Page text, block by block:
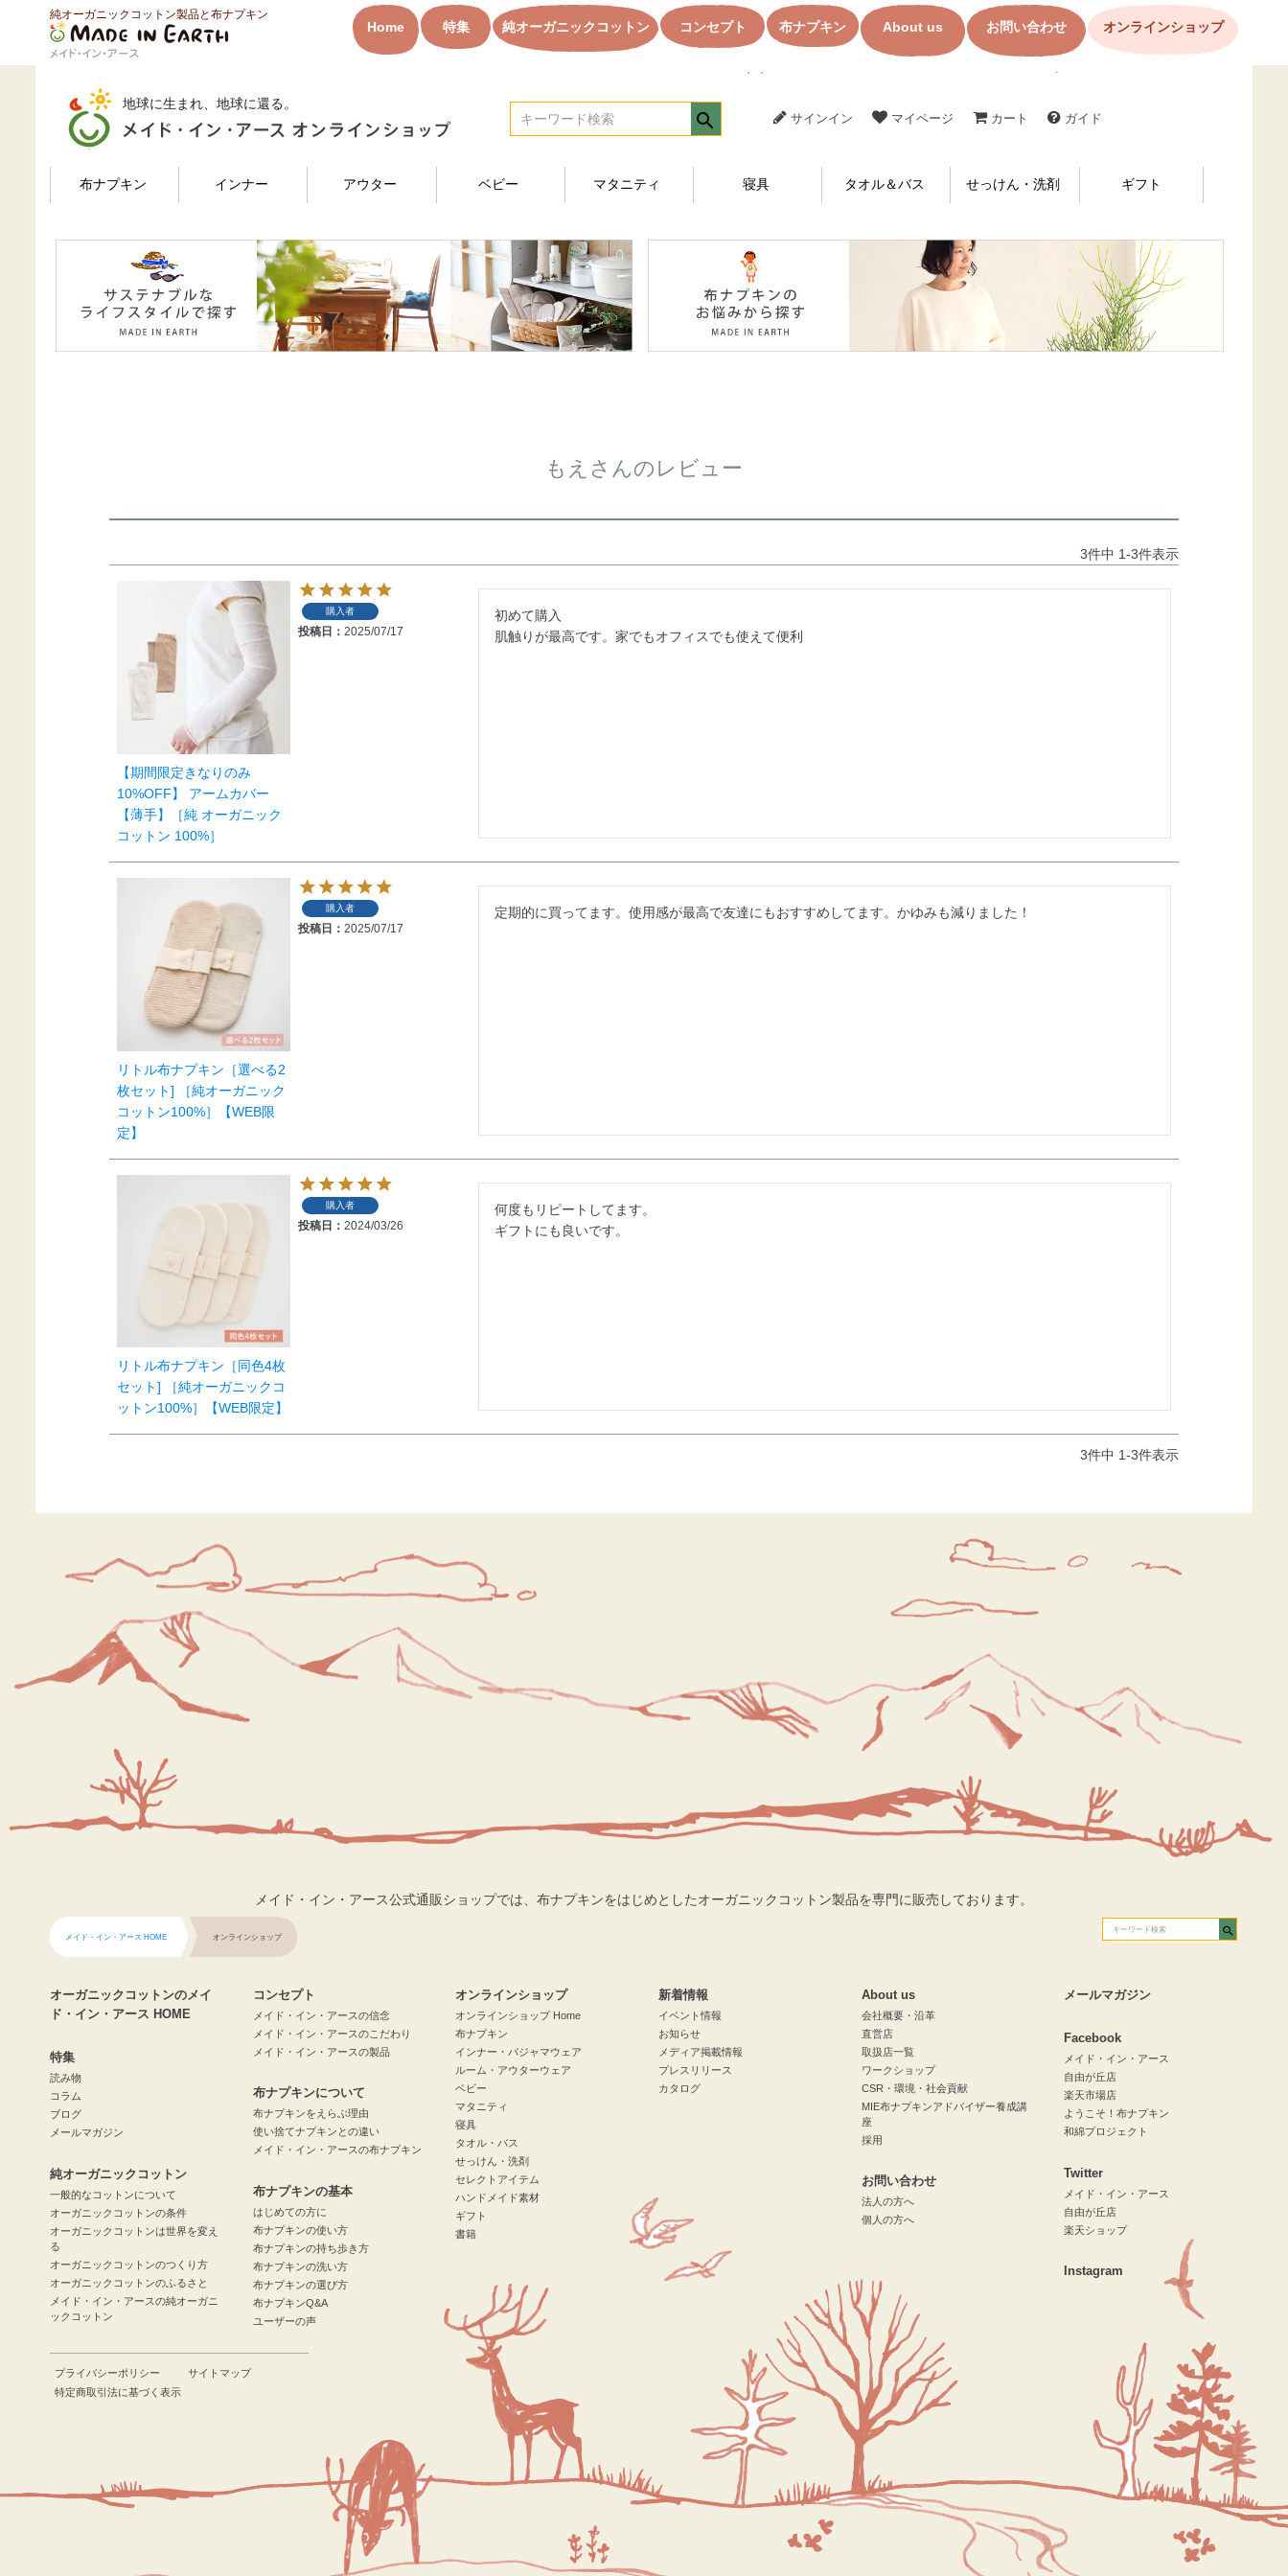
純オーガニックコットン製品と布ナプキン
Home 特集 純オーガニックコットン コンセプト 布ナプキン About us お問い合わせ オンラインショップ
HOME もえさんのレビュー
地球に生まれ、地球に還る。
検索
サインイン マイページ カート ガイド
布ナプキン インナー アウター ベビー マタニティ 寝具 タオル＆バス せっけん・洗剤 ギフト
もえさんのレビュー
3件中 1-3件表示
【期間限定きなりのみ
10%OFF】 アームカバー
【薄手】［純 オーガニック
コットン 100%］
購入者
投稿日 2025/07/17
初めて購入
肌触りが最高です。家でもオフィスでも使えて便利
リトル布ナプキン［選べる2
枚セット] ［純オーガニック
コットン100%］【WEB限
定】
購入者
投稿日 2025/07/17
定期的に買ってます。使用感が最高で友達にもおすすめしてます。かゆみも減りました！
リトル布ナプキン［同色4枚
セット] ［純オーガニックコ
ットン100%］【WEB限定】
購入者
投稿日 2024/03/26
何度もリピートしてます。
ギフトにも良いです。
3件中 1-3件表示
メイド・イン・アース公式通販ショップでは、布ナプキンをはじめとしたオーガニックコットン製品を専門に販売しております。
メイド・イン・アース HOME オンラインショップ
オーガニックコットンのメイ
ド・イン・アース HOME
特集
読み物
コラム
ブログ
メールマガジン
純オーガニックコットン
一般的なコットンについて
オーガニックコットンの条件
オーガニックコットンは世界を変え
る
オーガニックコットンのつくり方
オーガニックコットンのふるさと
メイド・イン・アースの純オーガニ
ックコットン
コンセプト
メイド・イン・アースの信念
メイド・イン・アースのこだわり
メイド・イン・アースの製品
布ナプキンについて
布ナプキンをえらぶ理由
使い捨てナプキンとの違い
メイド・イン・アースの布ナプキン
布ナプキンの基本
はじめての方に
布ナプキンの使い方
布ナプキンの持ち歩き方
布ナプキンの洗い方
布ナプキンの選び方
布ナプキンQ&A
ユーザーの声
オンラインショップ
オンラインショップ Home
布ナプキン
インナー・パジャマウェア
ルーム・アウターウェア
ベビー
マタニティ
寝具
タオル・バス
せっけん・洗剤
セレクトアイテム
ハンドメイド素材
ギフト
書籍
新着情報
イベント情報
お知らせ
メディア掲載情報
プレスリリース
カタログ
About us
会社概要・沿革
直営店
取扱店一覧
ワークショップ
CSR・環境・社会貢献
MIE布ナプキンアドバイザー養成講
座
採用
お問い合わせ
法人の方へ
個人の方へ
メールマガジン
Facebook
メイド・イン・アース
自由が丘店
楽天市場店
ようこそ！布ナプキン
和綿プロジェクト
Twitter
メイド・イン・アース
自由が丘店
楽天ショップ
Instagram
プライバシーポリシー
サイトマップ
特定商取引法に基づく表示